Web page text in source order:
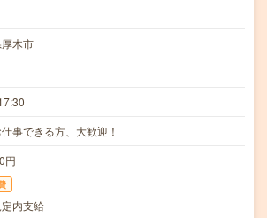
木市
事できる方、大歓迎！
円
内支給